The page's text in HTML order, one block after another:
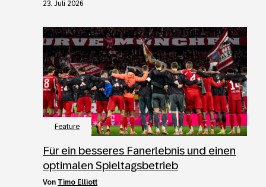
23. Juli 2026
Feature
Für ein besseres Fanerlebnis und einen
optimalen Spieltagsbetrieb
von Timo Elliott